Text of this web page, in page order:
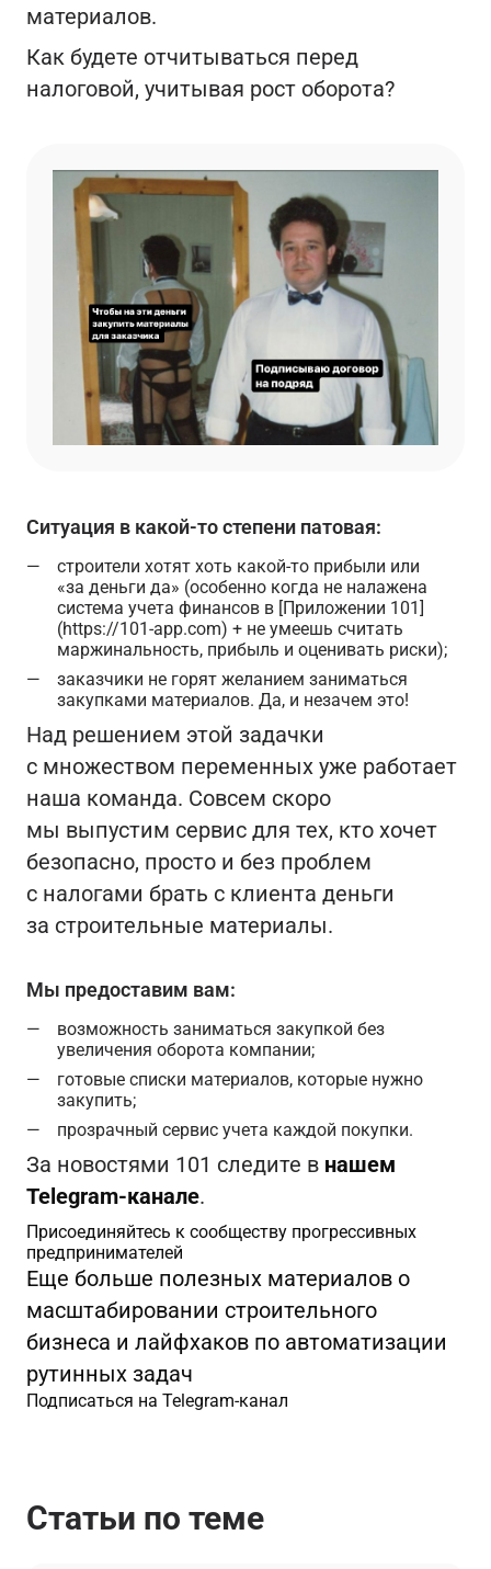
материалов.
Как будете отчитываться перед
налоговой, учитывая рост оборота?
Ситуация в какой-то степени патовая:
строители хотят хоть какой-то прибыли или
«за деньги да» (особенно когда не налажена
система учета финансов в [Приложении 101]
(https://101-app.com) + не умеешь считать
маржинальность, прибыль и оценивать риски);
заказчики не горят желанием заниматься
закупками материалов. Да, и незачем это!
Над решением этой задачки
с множеством переменных уже работает
наша команда. Совсем скоро
мы выпустим сервис для тех, кто хочет
безопасно, просто и без проблем
с налогами брать с клиента деньги
за строительные материалы.
Мы предоставим вам:
возможность заниматься закупкой без
увеличения оборота компании;
готовые списки материалов, которые нужно
закупить;
прозрачный сервис учета каждой покупки.
За новостями 101 следите в нашем
Telegram-канале.
Присоединяйтесь к сообществу прогрессивных
предпринимателей
Еще больше полезных материалов о
масштабировании строительного
бизнеса и лайфхаков по автоматизации
рутинных задач
Подписаться на Telegram-канал
Статьи по теме